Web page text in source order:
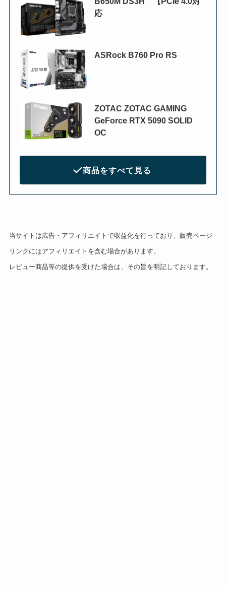
応
ASRock B760 Pro RS
ZOTAC ZOTAC GAMING
GeForce RTX 5090 SOLID
OC
商品をすべて見る
当サイトは広告・アフィリエイトで収益化を行っており、販売ページ
リンクにはアフィリエイトを含む場合があります。
レビュー商品等の提供を受けた場合は、その旨を明記しております。